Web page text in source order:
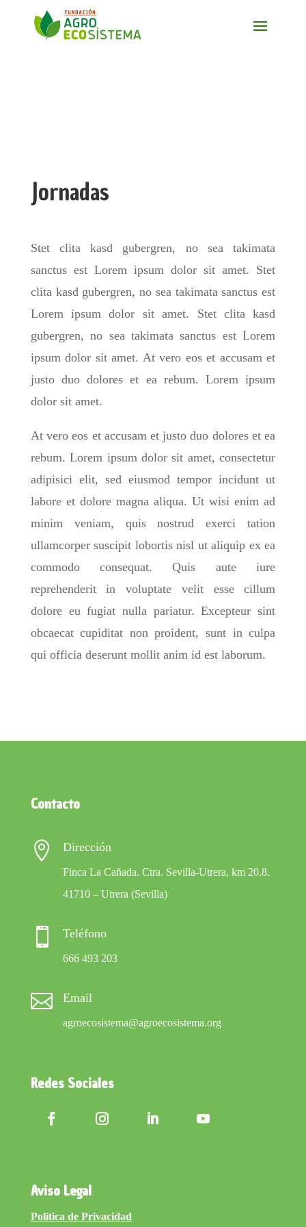
Jornadas
Stet clita kasd gubergren, no sea takimata
sanctus est Lorem ipsum dolor sit amet. Stet
clita kasd gubergren, no sea takimata sanctus est
Lorem ipsum dolor sit amet. Stet clita kasd
gubergren, no sea takimata sanctus est Lorem
ipsum dolor sit amet. At vero eos et accusam et
justo duo dolores et ea rebum. Lorem ipsum
dolor sit amet.
At vero eos et accusam et justo duo dolores et ea
rebum. Lorem ipsum dolor sit amet, consectetur
adipisici elit, sed eiusmod tempor incidunt ut
labore et dolore magna aliqua. Ut wisi enim ad
minim veniam, quis nostrud exerci tation
ullamcorper suscipit lobortis nisl ut aliquip ex ea
commodo consequat. Quis aute iure
reprehenderit in voluptate velit esse cillum
dolore eu fugiat nulla pariatur. Excepteur sint
obcaecat cupiditat non proident, sunt in culpa
qui officia deserunt mollit anim id est laborum.
Contacto
 Dirección
Finca La Cañada. Ctra. Sevilla-Utrera, km 20.8.
41710 – Utrera (Sevilla)
 Teléfono
666 493 203
 Email
agroecosistema@agroecosistema.org
Redes Sociales
Aviso Legal
Política de Privacidad